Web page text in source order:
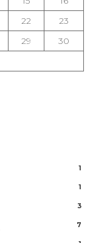
22
23
29
30
1
1
3
7